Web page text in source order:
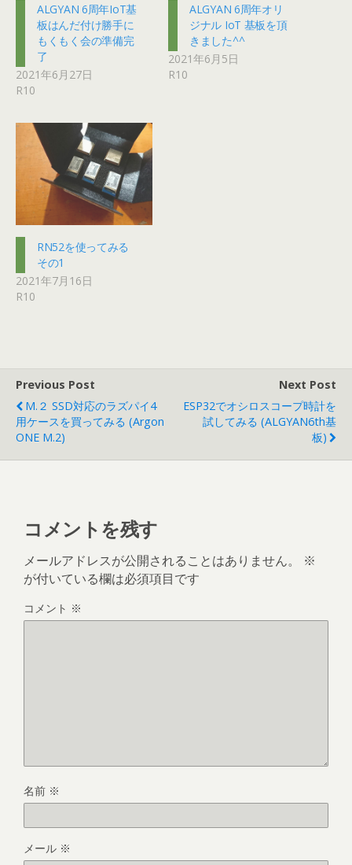
ALGYAN 6周年IoT基
板はんだ付け勝手に
もくもく会の準備完
了
2021年6月27日
R10
ALGYAN 6周年オリ
ジナル IoT 基板を頂
きました^^
2021年6月5日
R10
RN52を使ってみる
その1
2021年7月16日
R10
Previous Post
M.２ SSD対応のラズパイ4
用ケースを買ってみる (Argon
ONE M.2)
Next Post
ESP32でオシロスコープ時計を
試してみる (ALGYAN6th基
板)
コメントを残す
メールアドレスが公開されることはありません。
※
が付いている欄は必須項目です
コメント ※
名前 ※
メール ※